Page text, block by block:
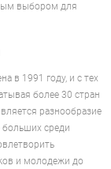
выбором для
в 1991 году, и с тех
более 30 стран
разнообразие
среди
и молодежи до